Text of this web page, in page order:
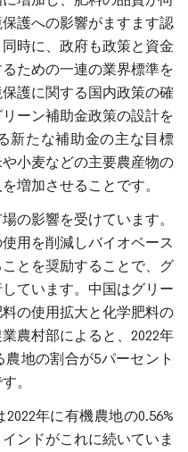
護への影響がますます認
時に、政府も政策と資金
ための一連の業界標準を
護に関する国内政策の確
ーン補助金政策の設計を
新たな補助金の主な目標
小麦などの主要農産物の
増加させることです。
の影響を受けています。
用を削減しバイオベース
とを奨励することで、グ
ています。中国はグリー
の使用拡大と化学肥料の
農村部によると、2022年
地の割合が5パーセント
。
年に有機農地の0.56%
ンドがこれに続いていま